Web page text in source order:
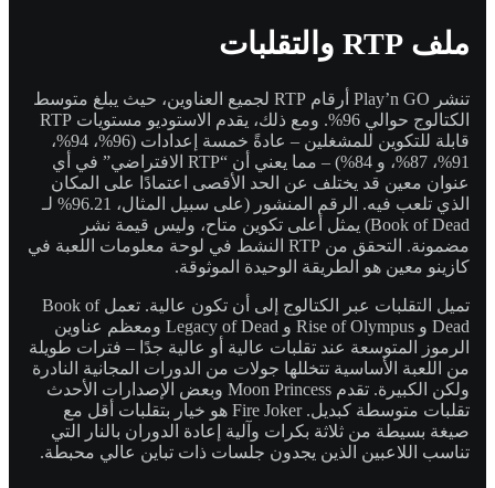
ملف RTP والتقلبات
تنشر Play’n GO أرقام RTP لجميع العناوين، حيث يبلغ متوسط
الكتالوج حوالي 96%. ومع ذلك، يقدم الاستوديو مستويات RTP
قابلة للتكوين للمشغلين – عادةً خمسة إعدادات (96%، 94%،
91%، 87%، و 84%) – مما يعني أن “RTP الافتراضي” في أي
عنوان معين قد يختلف عن الحد الأقصى اعتمادًا على المكان
الذي تلعب فيه. الرقم المنشور (على سبيل المثال، 96.21% لـ
Book of Dead) يمثل أعلى تكوين متاح، وليس قيمة نشر
مضمونة. التحقق من RTP النشط في لوحة معلومات اللعبة في
كازينو معين هو الطريقة الوحيدة الموثوقة.
تميل التقلبات عبر الكتالوج إلى أن تكون عالية. تعمل Book of
Dead و Rise of Olympus و Legacy of Dead ومعظم عناوين
الرموز المتوسعة عند تقلبات عالية أو عالية جدًا – فترات طويلة
من اللعبة الأساسية تتخللها جولات من الدورات المجانية النادرة
ولكن الكبيرة. تقدم Moon Princess وبعض الإصدارات الأحدث
تقلبات متوسطة كبديل. Fire Joker هو خيار بتقلبات أقل مع
صيغة بسيطة من ثلاثة بكرات وآلية إعادة الدوران بالنار التي
تناسب اللاعبين الذين يجدون جلسات ذات تباين عالي محبطة.